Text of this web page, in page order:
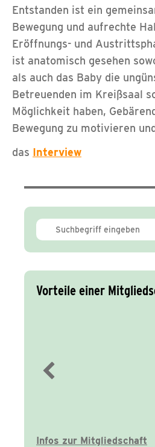
Entstanden ist ein
Bewegung und aufrechte
Eröffnungs- und
ist anatomisch gesehen
als auch das Baby die
Betreuenden im Kreißsaal
Möglichkeit haben,
Bewegung zu motivieren
das Interview
Vorteile einer
Infos zur Mitgliedschaft